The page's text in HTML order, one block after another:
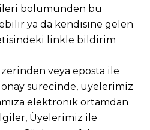
bölümünden bu
ya da kendisine gelen
linkle bildirim
veya eposta ile
sürecinde, üyelerimiz
elektronik ortamdan
Üyelerimiz ile